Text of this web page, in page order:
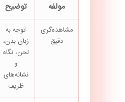
مولفه توضیح
مشاهده‌گری
دقیق
توجه به
زبان بدن،
لحن، نگاه
و
نشانه‌های
ظریف